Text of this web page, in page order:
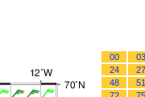
00 03
24
27
48
51